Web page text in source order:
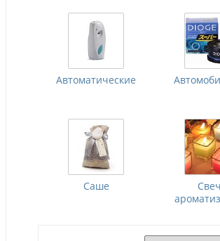
Автоматические
Саше